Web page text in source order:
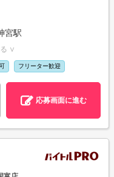
宮駅
∨
フリーター歓迎
応募画面に進む